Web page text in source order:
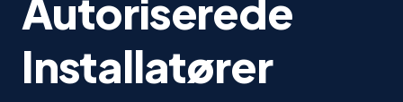
Autoriserede
Installatører